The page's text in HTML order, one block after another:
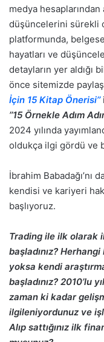
medya
düşüncelerini sürekli
platformunda,
hayatları ve
detayların yer aldığı
önce sitemizde
İçin 15 Kitap Önerisi’’
’’15 Örnekle Adım
2024 yılında
oldukça ilgi gördü ve
İbrahim Babadağı’nı
kendisi ve kariyeri
başlıyoruz.
Trading ile ilk olarak
başladınız?
yoksa kendi
başladınız? 2010’lu
zaman ki kadar
ilgileniyordunuz ve
Alıp sattığınız ilk